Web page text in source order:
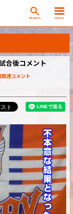
SEARCH MENU
合後コメント
連コメント